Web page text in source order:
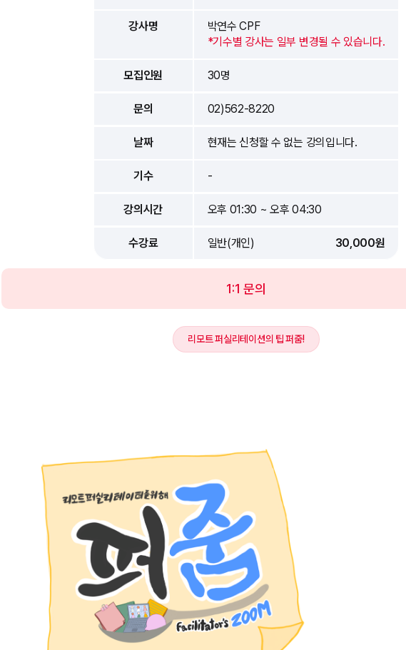
강사명
박연수 CPF
*기수별 강사는 일부 변경될 수 있습니다.
모집인원 30명
문의 02)562-8220
날짜 현재는 신청할 수 없는 강의입니다.
기수 -
강의시간 오후 01:30 ~ 오후 04:30
수강료 일반(개인) 30,000원
1:1 문의
리모트 퍼실리테이션의 팁 퍼줌!